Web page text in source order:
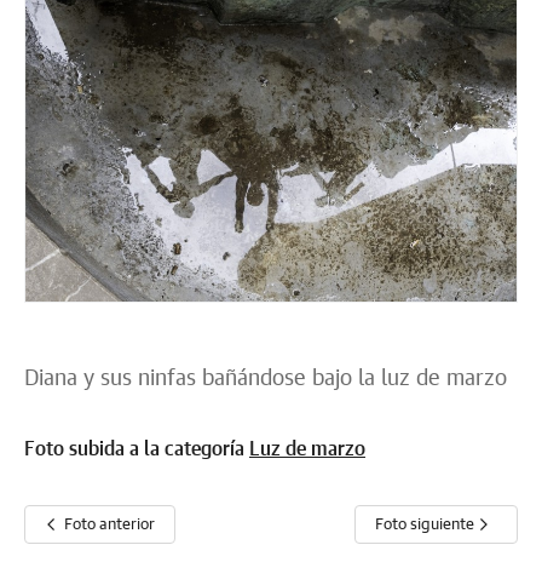
Diana y sus ninfas bañándose bajo la luz de marzo
Foto subida a la categoría Luz de marzo
Foto anterior Foto siguiente